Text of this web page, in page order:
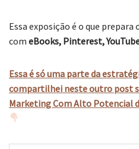
Essa exposição é o que
com eBooks, Pinterest,
Essa é só uma parte da
compartilhei neste outro post
Marketing Com Alto Potencial